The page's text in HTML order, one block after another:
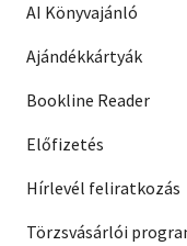
AI Könyvajánló
Ajándékkártyák
Bookline Reader
Előfizetés
Hírlevél feliratkozás
Törzsvásárlói